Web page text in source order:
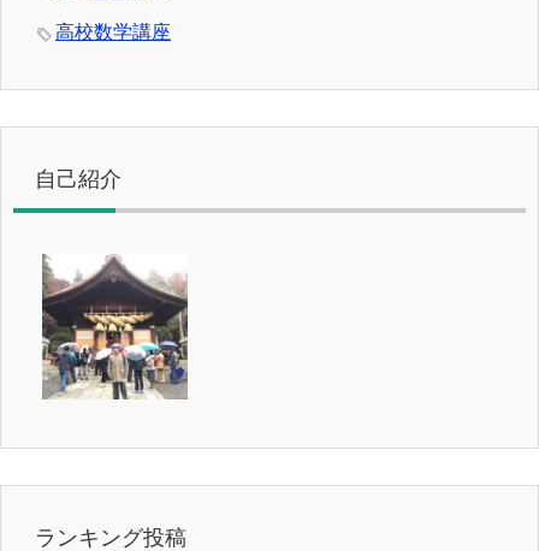
高校数学講座
自己紹介
ランキング投稿